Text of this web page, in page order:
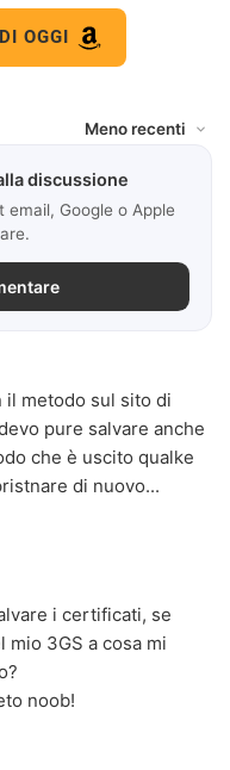
OGGI
discussione
Google o Apple
il metodo sul sito di
pure salvare anche
che è uscito qualke
di nuovo...
i certificati, se
mio 3GS a cosa mi
noob!